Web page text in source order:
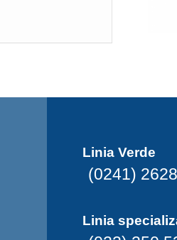
Linia Verde
(0241)
Linia